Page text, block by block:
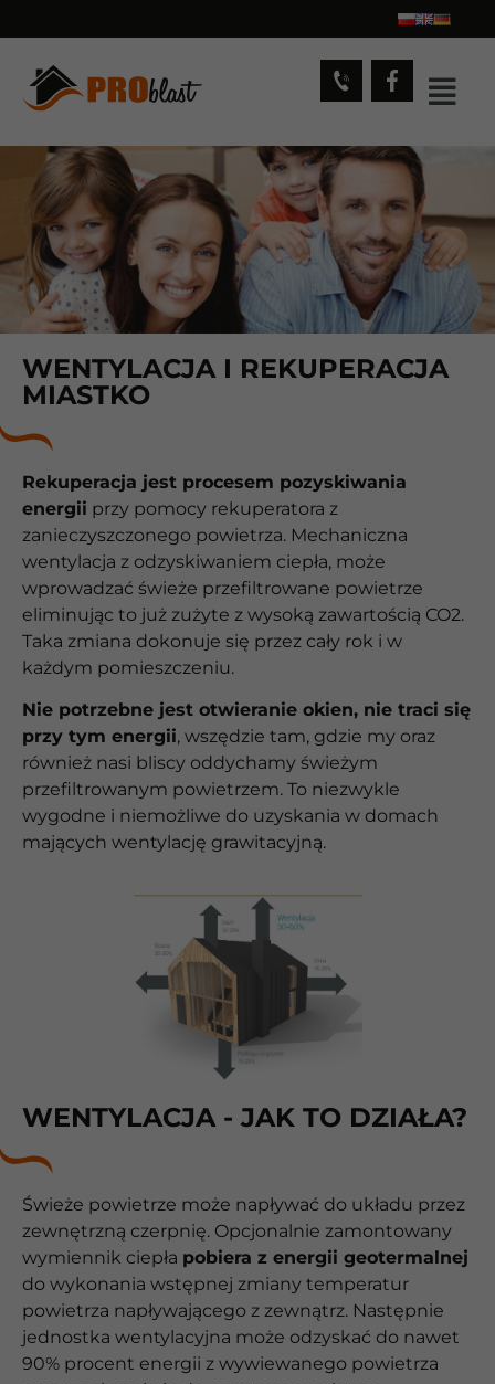
WENTYLACJA I REKUPERACJA
MIASTKO
Rekuperacja jest procesem pozyskiwania
energii przy pomocy rekuperatora z
zanieczyszczonego powietrza. Mechaniczna
wentylacja z odzyskiwaniem ciepła, może
wprowadzać świeże przefiltrowane powietrze
eliminując to już zużyte z wysoką zawartością CO2.
Taka zmiana dokonuje się przez cały rok i w
każdym pomieszczeniu.
Nie potrzebne jest otwieranie okien, nie traci się
przy tym energii, wszędzie tam, gdzie my oraz
również nasi bliscy oddychamy świeżym
przefiltrowanym powietrzem. To niezwykle
wygodne i niemożliwe do uzyskania w domach
mających wentylację grawitacyjną.
WENTYLACJA - JAK TO DZIAŁA?
Świeże powietrze może napływać do układu przez
zewnętrzną czerpnię. Opcjonalnie zamontowany
wymiennik ciepła pobiera z energii geotermalnej
do wykonania wstępnej zmiany temperatur
powietrza napływającego z zewnątrz. Następnie
jednostka wentylacyjna może odzyskać do nawet
90% procent energii z wywiewanego powietrza